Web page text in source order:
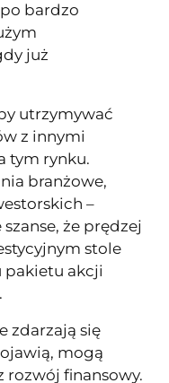
bardzo
już
utrzymywać
z innymi
tym rynku.
branżowe,
–
że prędzej
stole
pakietu akcji
zdarzają się
mogą
rozwój finansowy.